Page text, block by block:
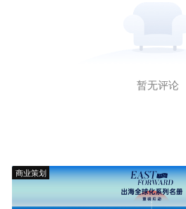
暂无评论
商业策划